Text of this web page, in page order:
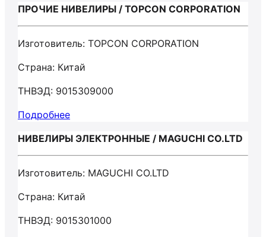
ПРОЧИЕ НИВЕЛИРЫ / TOPCON CORPORATION
Изготовитель: TOPCON CORPORATION
Страна: Китай
ТНВЭД: 9015309000
Подробнее
НИВЕЛИРЫ ЭЛЕКТРОННЫЕ / MAGUCHI CO.LTD
Изготовитель: MAGUCHI CO.LTD
Страна: Китай
ТНВЭД: 9015301000